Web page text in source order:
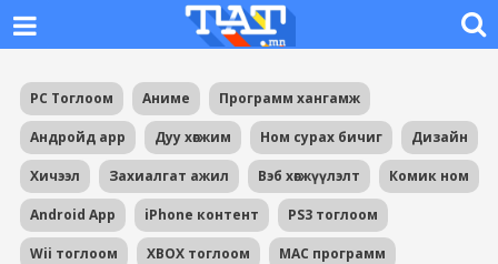
PC Тоглоом Аниме Программ хангамж
Андройд app Дуу хөгжим Ном сурах бичиг Дизайн
Хичээл Захиалгат ажил Вэб хөгжүүлэлт Комик ном
Android App iPhone контент PS3 тоглоом
Wii тоглоом XBOX тоглоом MAC программ